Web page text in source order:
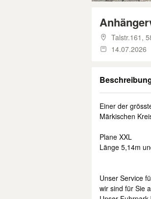
Talstr.161,
14.07.2026
Einer der
Märkischen
Plane XXL
Länge 5,14m
Unser Service
wir sind für Sie